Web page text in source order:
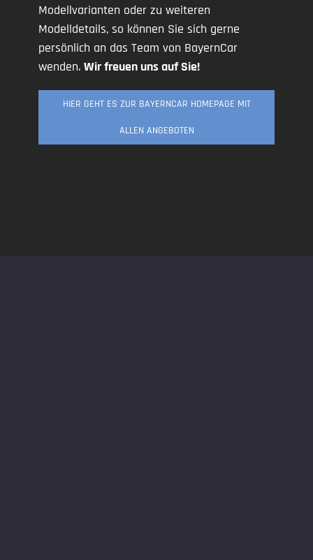
Modellvarianten oder zu weiteren
Modelldetails, so können Sie sich gerne
persönlich an das Team von BayernCar
wenden. Wir freuen uns auf Sie!
HIER GEHT ES ZUR BAYERNCAR HOMEPAGE MIT
ALLEN ANGEBOTEN